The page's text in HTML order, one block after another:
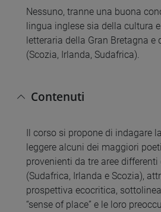
Nessuno, tranne una buona
lingua inglese sia della cultura
letteraria della Gran Bretagna e
(Scozia, Irlanda, Sudafrica).
Contenuti
Il corso si propone di indagare
leggere alcuni dei maggiori
provenienti da tre aree
(Sudafrica, Irlanda e Scozia),
prospettiva ecocritica,
“sense of place” e le loro